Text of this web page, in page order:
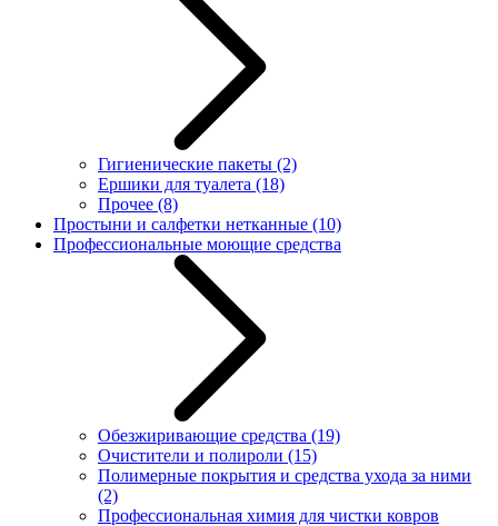
Гигиенические пакеты (2)
Ершики для туалета (18)
Прочее (8)
Простыни и салфетки нетканные (10)
Профессиональные моющие средства
Обезжиривающие средства (19)
Очистители и полироли (15)
Полимерные покрытия и средства ухода за ними
(2)
Профессиональная химия для чистки ковров